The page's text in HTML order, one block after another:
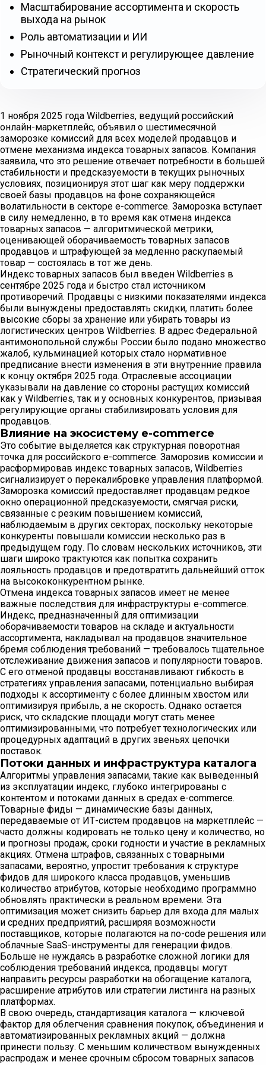
1 ноября 2025 года Wildberries, ведущий российский
онлайн-маркетплейс, объявил о шестимесячной
заморозке комиссий для всех моделей продавцов и
отмене механизма индекса товарных запасов. Компания
заявила, что это решение отвечает потребности в большей
стабильности и предсказуемости в текущих рыночных
условиях, позиционируя этот шаг как меру поддержки
своей базы продавцов на фоне сохраняющейся
волатильности в секторе e-commerce. Заморозка вступает
в силу немедленно, в то время как отмена индекса
товарных запасов — алгоритмической метрики,
оценивающей оборачиваемость товарных запасов
продавцов и штрафующей за медленно раскупаемый
товар — состоялась в тот же день.
Индекс товарных запасов был введен Wildberries в
сентябре 2025 года и быстро стал источником
противоречий. Продавцы с низкими показателями индекса
были вынуждены предоставлять скидки, платить более
высокие сборы за хранение или убирать товары из
логистических центров Wildberries. В адрес Федеральной
антимонопольной службы России было подано множество
жалоб, кульминацией которых стало нормативное
предписание внести изменения в эти внутренние правила
к концу октября 2025 года. Отраслевые ассоциации
указывали на давление со стороны растущих комиссий
как у Wildberries, так и у основных конкурентов, призывая
регулирующие органы стабилизировать условия для
продавцов.
Влияние на экосистему e-commerce
Это событие выделяется как структурная поворотная
точка для российского e-commerce. Заморозив комиссии и
расформировав индекс товарных запасов, Wildberries
сигнализирует о перекалибровке управления платформой.
Заморозка комиссий предоставляет продавцам редкое
окно операционной предсказуемости, смягчая риски,
связанные с резким повышением комиссий,
наблюдаемым в других секторах, поскольку некоторые
конкуренты повышали комиссии несколько раз в
предыдущем году. По словам нескольких источников, эти
шаги широко трактуются как попытка сохранить
лояльность продавцов и предотвратить дальнейший отток
на высококонкурентном рынке.
Отмена индекса товарных запасов имеет не менее
важные последствия для инфраструктуры e-commerce.
Индекс, предназначенный для оптимизации
оборачиваемости товаров на складе и актуальности
ассортимента, накладывал на продавцов значительное
бремя соблюдения требований — требовалось тщательное
отслеживание движения запасов и популярности товаров.
С его отменой продавцы восстанавливают гибкость в
стратегиях управления запасами, потенциально выбирая
подходы к ассортименту с более длинным хвостом или
оптимизируя прибыль, а не скорость. Однако остается
риск, что складские площади могут стать менее
оптимизированными, что потребует технологических или
процедурных адаптаций в других звеньях цепочки
поставок.
Потоки данных и инфраструктура каталога
Алгоритмы управления запасами, такие как выведенный
из эксплуатации индекс, глубоко интегрированы с
контентом и потоками данных в средах e-commerce.
Товарные фиды — динамические базы данных,
передаваемые от ИТ-систем продавцов на маркетплейс —
часто должны кодировать не только цену и количество, но
и прогнозы продаж, сроки годности и участие в рекламных
акциях. Отмена штрафов, связанных с товарными
запасами, вероятно, упростит требования к структуре
фидов для широкого класса продавцов, уменьшив
количество атрибутов, которые необходимо программно
обновлять практически в реальном времени. Эта
оптимизация может снизить барьер для входа для малых
и средних предприятий, расширяя возможности
поставщиков, которые полагаются на no-code решения или
облачные SaaS-инструменты для генерации фидов.
Больше не нуждаясь в разработке сложной логики для
соблюдения требований индекса, продавцы могут
направить ресурсы разработки на обогащение каталога,
расширение атрибутов или стратегии листинга на разных
платформах.
В свою очередь, стандартизация каталога — ключевой
фактор для облегчения сравнения покупок, объединения и
автоматизированных рекламных акций — должна
принести пользу. С меньшим количеством вынужденных
распродаж и менее срочным сбросом товарных запасов
Масштабирование ассортимента и скорость
выхода на рынок
Роль автоматизации и ИИ
Рыночный контекст и регулирующее давление
Стратегический прогноз